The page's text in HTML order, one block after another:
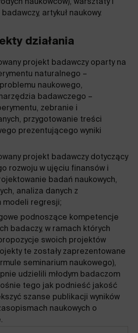
naukowców), warsztaty i
artykuł naukowy.
działania
projekt badawczy oparty na
naturalnego –
naukowego,
badawczego –
zebranie i
przygotowanie treści
prezentującego wyniki
projekt badawczy dotyczący
rozwoju w ujęciu finansów i
badań naukowych,
analiza danych z
modeli regresji;
podnoszące kompetencje
badaczy, w ramach których
swoich projektów
te zostały zaprezentowane
seminarium naukowego),
udzielili młodym badaczom
tego jak podnieść jakość
szanse publikacji wyników
naukowych o